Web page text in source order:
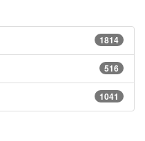
1814
516
1041